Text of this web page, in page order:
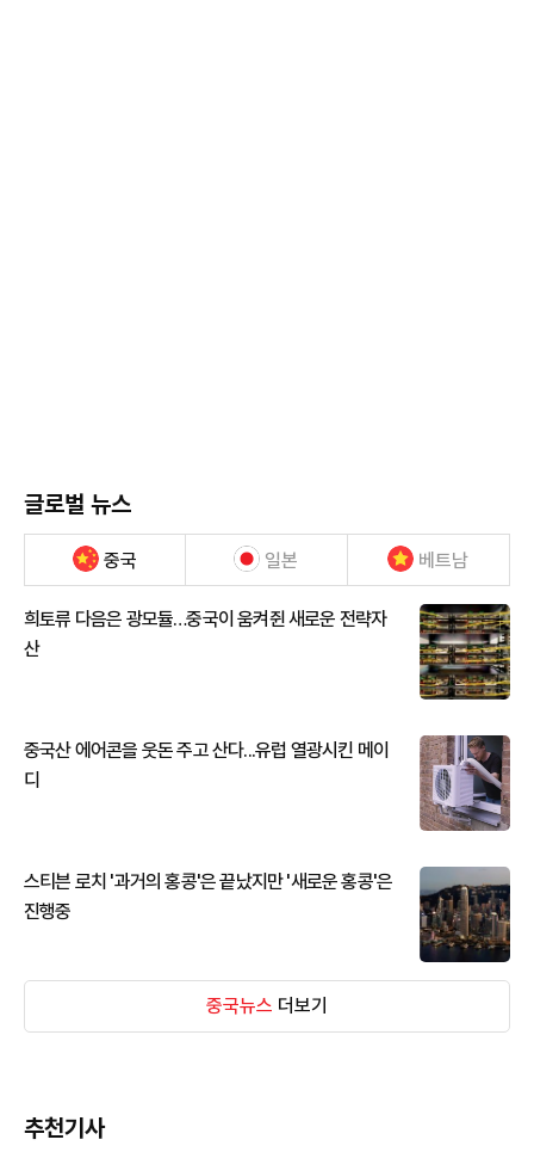
글로벌 뉴스
중국 일본 베트남
희토류 다음은 광모듈…중국이 움켜쥔 새로운 전략자
산
중국산 에어콘을 웃돈 주고 산다...유럽 열광시킨 메이
디
스티븐 로치 '과거의 홍콩'은 끝났지만 '새로운 홍콩'은
진행중
중국뉴스 더보기
추천기사